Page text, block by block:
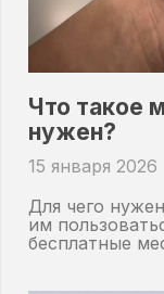
Что такое
нужен?
15 января 2026
Для чего
им
бесплатные